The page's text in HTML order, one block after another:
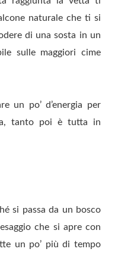
naturale che ti si
di una sosta in un
sulle maggiori cime
un po’ d’energia per
tanto poi è tutta in
si passa da un bosco
che si apre con
un po’ più di tempo